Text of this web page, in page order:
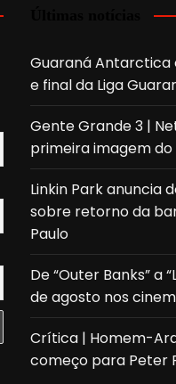
Guaraná Antarctica
e final da Liga
Gente Grande 3 |
primeira imagem
Linkin Park anuncia
sobre retorno da
Paulo
De “Outer Banks” a
de agosto nos
Crítica | Homem-
começo para Peter